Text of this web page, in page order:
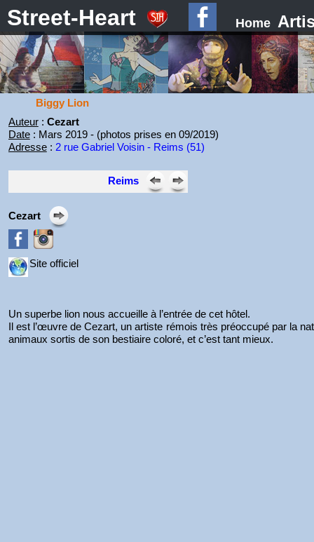
Street-Heart Home
Biggy Lion
Auteur: Cezart
Date: Mars 2019 - (photos prises en 09/2019)
Adresse: 2 rue Gabriel Voisin - Reims (51)
Reims
Cezart
Site officiel
Un superbe lion nous accueille à l’entrée de cet hôtel.
Il est l’œuvre de Cezart, un artiste rémois très préoccupé par la
animaux sortis de son bestiaire coloré, et c’est tant mieux.